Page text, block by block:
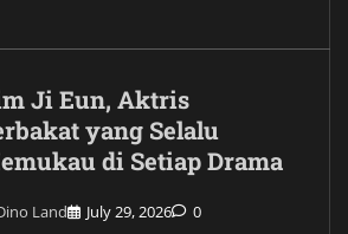
Ji Eun, Aktris
yang Selalu
di Setiap Drama
Land July 29, 2026 0